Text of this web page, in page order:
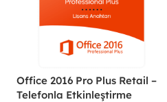
Office 2016 Pro Plus Retail –
Telefonla Etkinleştirme